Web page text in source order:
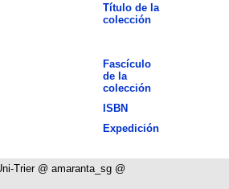
Título de la
colección
Fascículo
de la
colección
ISBN
Expedición
Trier @ amaranta_sg @